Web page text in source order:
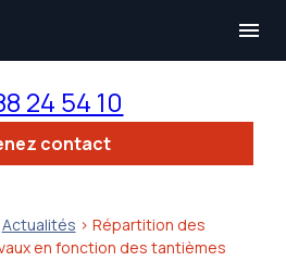
menu
24 54 10
contact
Actualités > Répartition des
en fonction des tantièmes